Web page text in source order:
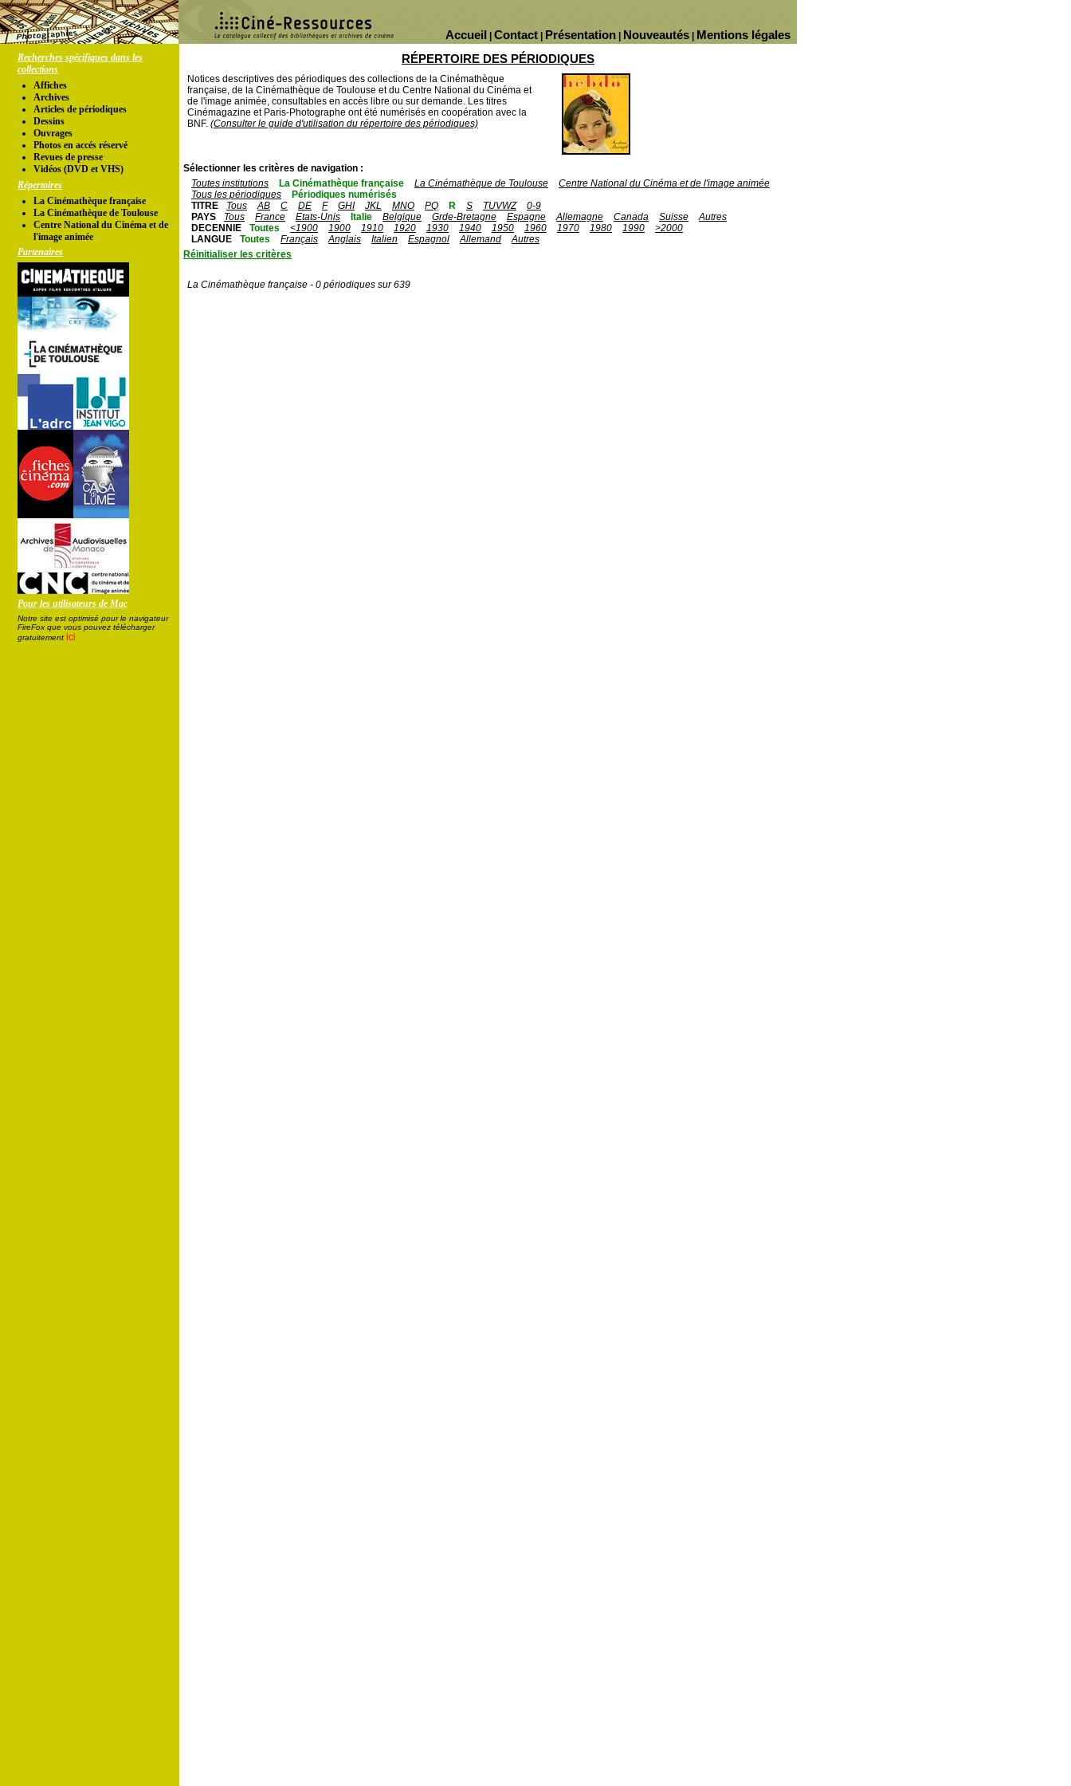
Mentions légales
Nouveautés
Présentation
Contact
Accueil
Recherches spécifiques dans les
collections
Affiches
Archives
Articles de périodiques
Dessins
Ouvrages
Photos en accés réservé
Revues de presse
Vidéos (DVD et VHS)
Répertoires
La Cinémathèque française
La Cinémathèque de Toulouse
Centre National du Cinéma et de
l'image animée
Partenaires
Pour les utilisateurs de Mac
Notre site est optimisé pour le navigateur
FireFox que vous pouvez télécharger
gratuitement ici
RÉPERTOIRE DES PÉRIODIQUES
Notices descriptives des périodiques des collections de la Cinémathèque
française, de la Cinémathèque de Toulouse et du Centre National du Cinéma et
de l'image animée, consultables en accès libre ou sur demande. Les titres
Cinémagazine et Paris-Photographe ont été numérisés en coopération avec la
BNF. (Consulter le guide d'utilisation du répertoire des périodiques)
Sélectionner les critères de navigation :
Toutes institutions
La Cinémathèque française La Cinémathèque de Toulouse
Centre National du Cinéma et de l'image animée
Tous les périodiques
Périodiques numérisés
TITRE
Tous AB C DE F GHI JKL MNO PQ R S TUVWZ
0-9
PAYS
Tous France Etats-Unis Italie Belgique Grde-Bretagne Espagne Allemagne Canada Suisse
Autres
DECENNIE
Toutes <1900 1900 1910 1920 1930 1940 1950 1960 1970 1980 1990
>2000
LANGUE
Toutes Français Anglais Italien Espagnol Allemand
Autres
Réinitialiser les critères
La Cinémathèque française - 0 périodiques sur 639